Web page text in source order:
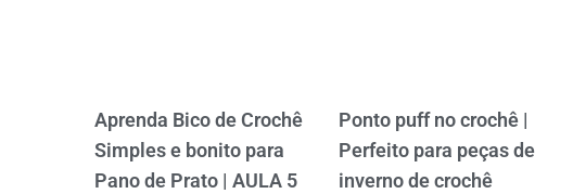
Aprenda Bico de Crochê
Simples e bonito para
Pano de Prato | AULA 5
Ponto puff no crochê |
Perfeito para peças de
inverno de crochê